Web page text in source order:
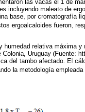
las vacas el 1 de
incluyendo maleato de
base, por cromatografía
ergoalcaloides fueron,
relativa máxima
Uruguay (Fuente:
del tambo afectado. El
la metodología empleada